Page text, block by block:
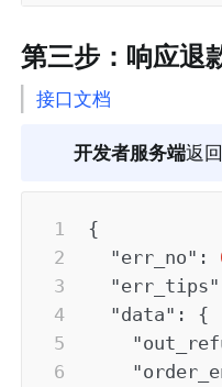
第三步：响应退
接口文档
开发者服务端返
{
"err_no" :
"err_tips"
"data" :
{